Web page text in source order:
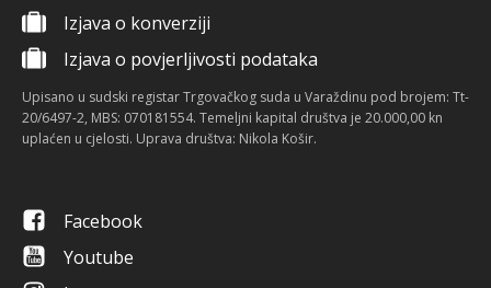
Izjava o konverziji
Izjava o povjerljivosti podataka
Upisano u sudski registar Trgovačkog suda u Varaždinu pod brojem: Tt-
20/6497-2, MBS: 070181554. Temeljni kapital društva je 20.000,00 kn
uplaćen u cjelosti. Uprava društva: Nikola Košir.
Facebook
Youtube